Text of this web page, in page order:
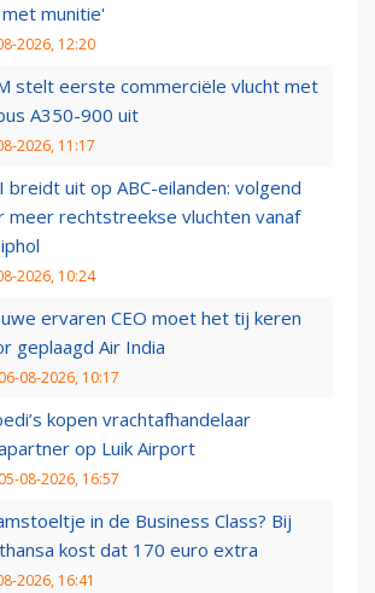
munitie'
2026, 12:20
stelt eerste commerciële vlucht met
A350-900 uit
2026, 11:17
breidt uit op ABC-eilanden: volgend
meer rechtstreekse vluchten vanaf
2026, 10:24
ervaren CEO moet het tij keren
geplaagd Air India
06-08-2026, 10:17
kopen vrachtafhandelaar
op Luik Airport
05-08-2026, 16:57
in de Business Class? Bij
kost dat 170 euro extra
2026, 16:41